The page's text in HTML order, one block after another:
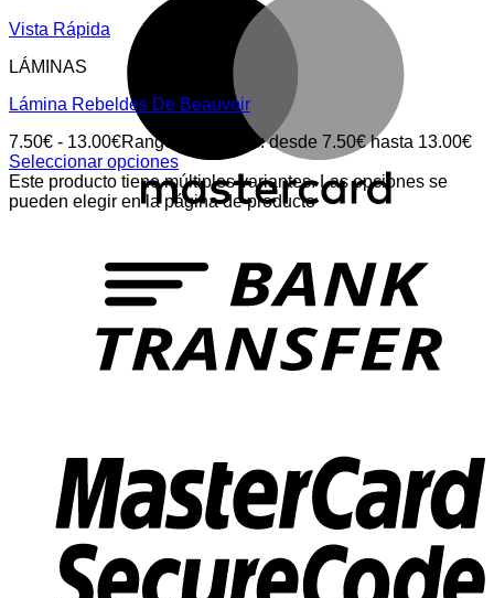
Vista Rápida
LÁMINAS
Lámina Rebeldes De Beauvoir
7.50€ - 13.00€Rango de precios: desde 7.50€ hasta 13.00€
Seleccionar opciones
Este producto tiene múltiples variantes. Las opciones se
pueden elegir en la página de producto